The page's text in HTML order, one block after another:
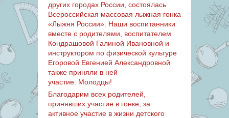
других городах России, состоялась
Всероссийская массовая лыжная гонка
«Лыжня России». Наши воспитанники
вместе с родителями, воспитателем
Кондрашовой Галиной Ивановной и
инструктором по физической культуре
Егоровой Евгенией Александровной
также приняли в ней
участие. Молодцы!
Благодарим всех родителей,
принявших участие в гонке, за
активное участие в жизни детского